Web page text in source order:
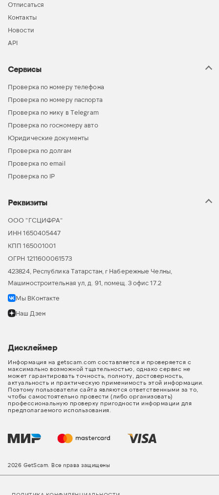
Отписаться
Контакты
Новости
API
Сервисы
Проверка по номеру телефона
Проверка по номеру паспорта
Проверка по нику в Telegram
Проверка по госномеру авто
Юридические документы
Проверка по долгам
Проверка по email
Проверка по IP
Реквизиты
ООО “ГСЦИФРА”
ИНН 1650405447
КПП 165001001
ОГРН 1211600061573
423824, Республика Татарстан, г Набережные Челны,
Машиностроительная ул, д. 91, помещ. 3 офис 17.2
Мы ВКонтакте
Наш Дзен
Дисклеймер
Информация на getscam.com составляется и проверяется с
максимально возможной тщательностью, однако сервис не
может гарантировать точность, полноту, достоверность,
актуальность и практическую применимость этой информации.
Поэтому пользователи сайта являются ответственными за то,
чтобы самостоятельно провести (либо организовать)
профессиональную проверку пригодности информации для
предполагаемого использования.
2026 GetScam. Все права защищены